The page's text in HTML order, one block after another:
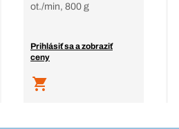
ot./min, 800 g
Prihlásiť sa a zobraziť
ceny